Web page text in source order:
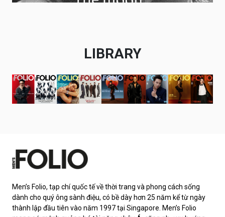
LIBRARY
Men’s Folio, tạp chí quốc tế về thời trang và phong cách sống
dành cho quý ông sành điệu, có bề dày hơn 25 năm kể từ ngày
thành lập đầu tiên vào năm 1997 tại Singapore. Men’s Folio